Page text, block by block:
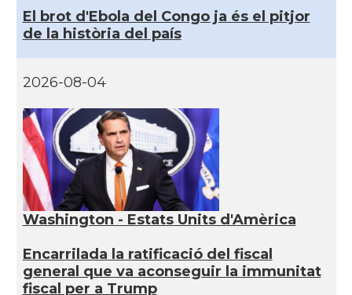
El brot d'Ebola del Congo ja és el pitjor
de la història del país
2026-08-04
Washington - Estats Units d'Amèrica
Encarrilada la ratificació del fiscal
general que va aconseguir la immunitat
fiscal per a Trump